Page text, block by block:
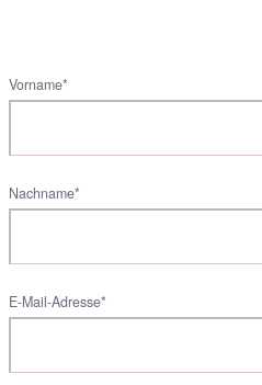
Vorname*
Nachname*
E-Mail-Adresse*